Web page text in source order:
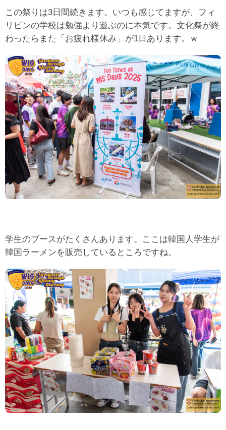
この祭りは3日間続きます。いつも感じてますが、フィ
リピンの学校は勉強より遊ぶのに本気です。文化祭が終
わったらまた「お疲れ様休み」が1日あります。ｗ
学生のブースがたくさんあります。ここは韓国人学生が
韓国ラーメンを販売しているところですね。